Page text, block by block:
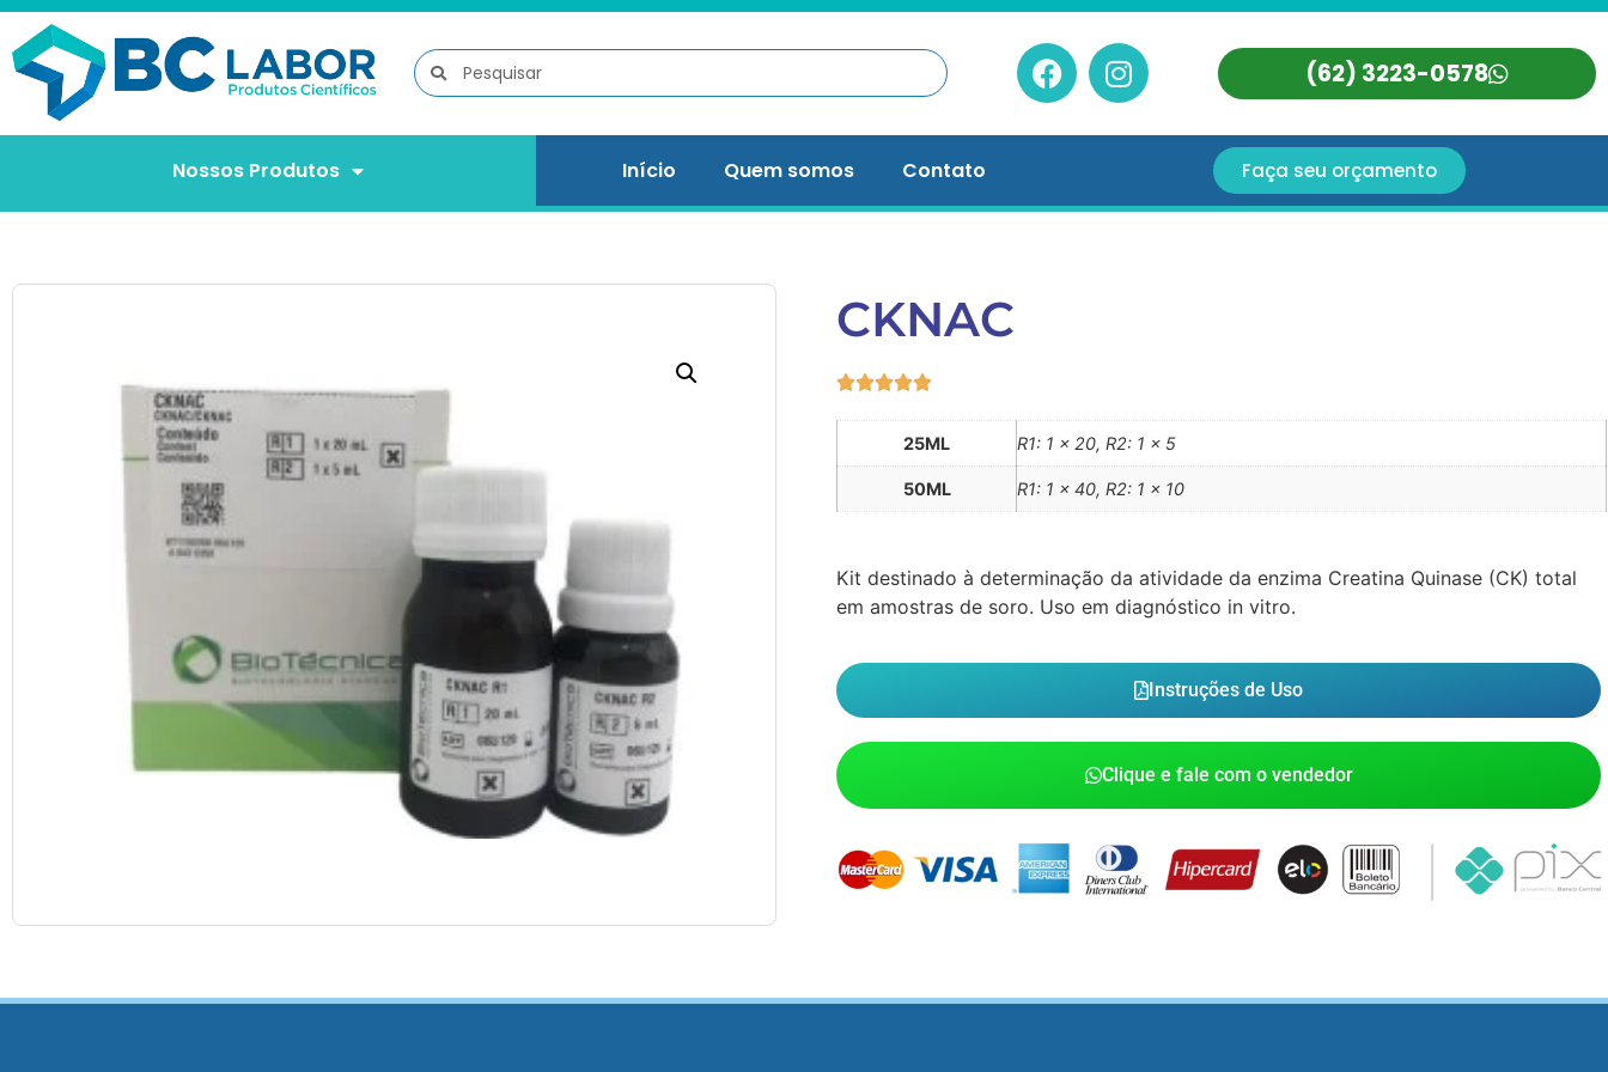
(62) 3223-0578
Nossos Produtos Início Quem somos Contato Faça seu orçamento
CKNAC
25ML R1: 1 x 20, R2: 1 x 5
50ML R1: 1 x 40, R2: 1 x 10
Kit destinado à determinação da atividade da enzima Creatina Quinase (CK) total
em amostras de soro. Uso em diagnóstico in vitro.
Instruções de Uso
Clique e fale com o vendedor